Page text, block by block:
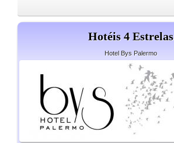
Hotéis 4 Estrelas
Hotel Bys Palermo